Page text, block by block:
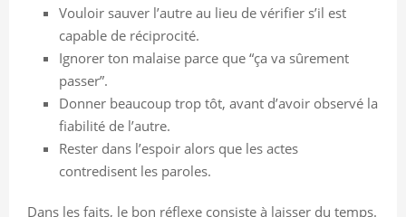
Vouloir sauver l’autre au lieu de vérifier s’il est
capable de réciprocité.
Ignorer ton malaise parce que “ça va sûrement
passer”.
Donner beaucoup trop tôt, avant d’avoir observé la
fiabilité de l’autre.
Rester dans l’espoir alors que les actes
contredisent les paroles.
Dans les faits, le bon réflexe consiste à laisser du temps.